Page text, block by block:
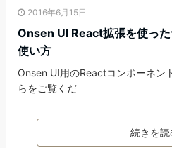
2016年6月15日
Onsen UI React拡張を使っ
使い方
Onsen UI用のReactコンポーネン
らをご覧くだ
続きを読